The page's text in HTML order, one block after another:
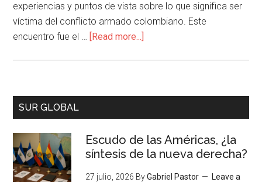
experiencias y puntos de vista sobre lo que significa ser
víctima del conflicto armado colombiano. Este
encuentro fue el … [Read more...]
SUR GLOBAL
Escudo de las Américas, ¿la
síntesis de la nueva derecha?
27 julio, 2026 ByGabriel Pastor
Leave a